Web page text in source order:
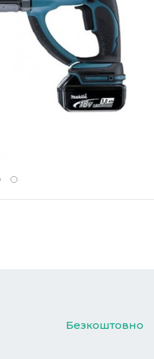
Безкоштовно